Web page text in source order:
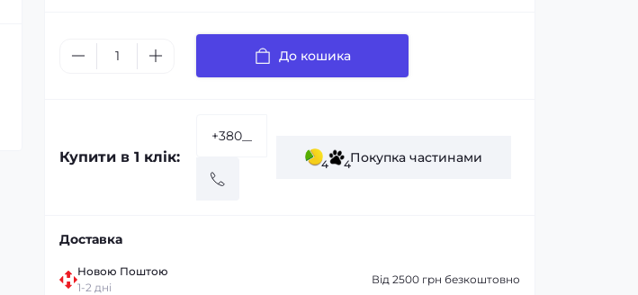
До кошика
Купити в 1 клік: 4 4Покупка частинами
Доставка
Новою Поштою
1-2 дні
Від 2500 грн безкоштовно